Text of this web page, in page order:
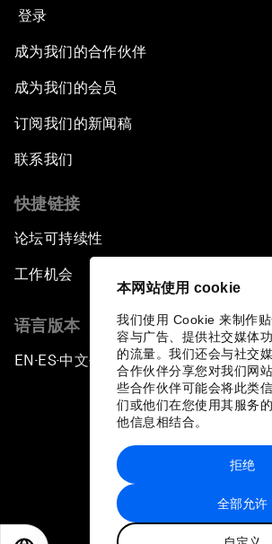
本网站使用 cookie
我们使用 Cookie 来制作
容与广告、提供社交媒体
的流量。我们还会与社交
合作伙伴分享您对我们网
些合作伙伴可能会将此类
们或他们在您使用其服务
他信息相结合。
全部允许
拒绝
登录
成为我们的合作伙伴
成为我们的会员
订阅我们的新闻稿
联系我们
快捷链接
论坛可持续性
工作机会
语言版本
EN ▪ES▪中文▪ 日本語
站点地图